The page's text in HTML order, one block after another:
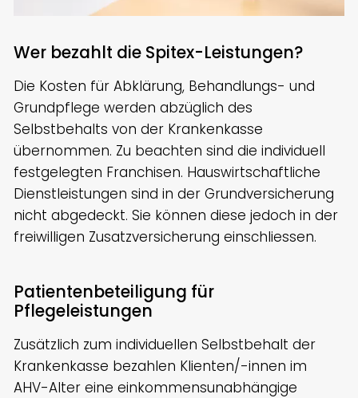
Wer bezahlt die Spitex-Leistungen?
Die Kosten für Abklärung, Behandlungs- und
Grundpflege werden abzüglich des
Selbstbehalts von der Krankenkasse
übernommen. Zu beachten sind die individuell
festgelegten Franchisen. Hauswirtschaftliche
Dienstleistungen sind in der Grundversicherung
nicht abgedeckt. Sie können diese jedoch in der
freiwilligen Zusatzversicherung einschliessen.
Patientenbeteiligung für
Pflegeleistungen
Zusätzlich zum individuellen Selbstbehalt der
Krankenkasse bezahlen Klienten/-innen im
AHV-Alter eine einkommensunabhängige